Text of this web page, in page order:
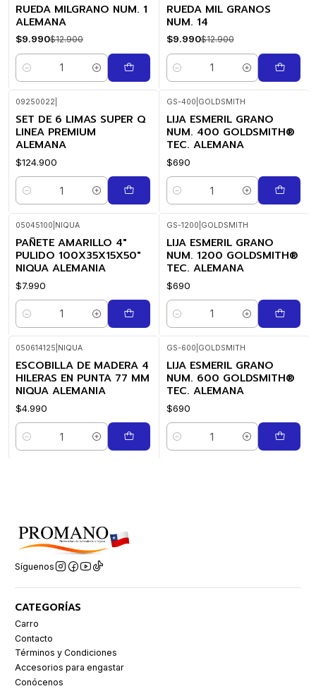
-23%
OFF
RUEDA MILGRANO NUM. 1
ALEMANA
$9.990$12.900
Cantidad
-23%
OFF
RUEDA MIL GRANOS
NUM. 14
$9.990$12.900
Cantidad
09250022
SET DE 6 LIMAS SUPER Q
LINEA PREMIUM
ALEMANA
$124.900
Cantidad
GS-400 GOLDSMITH
LIJA ESMERIL GRANO
NUM. 400 GOLDSMITH®
TEC. ALEMANA
$690
Cantidad
05045100 NIQUA
PAÑETE AMARILLO 4"
PULIDO 100X35X15X50"
NIQUA ALEMANIA
$7.990
Cantidad
GS-1200 GOLDSMITH
LIJA ESMERIL GRANO
NUM. 1200 GOLDSMITH®
TEC. ALEMANA
$690
Cantidad
050614125 NIQUA
ESCOBILLA DE MADERA 4
HILERAS EN PUNTA 77 MM
NIQUA ALEMANIA
$4.990
Cantidad
GS-600 GOLDSMITH
LIJA ESMERIL GRANO
NUM. 600 GOLDSMITH®
TEC. ALEMANA
$690
Cantidad
Síguenos
CATEGORÍAS
Carro
Contacto
Términos y Condiciones
Accesorios para engastar
Conócenos